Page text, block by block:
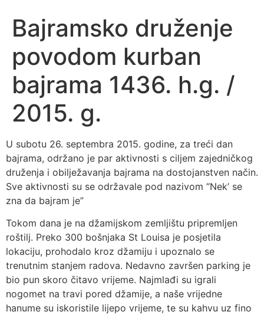
Bajramsko druženje
povodom kurban
bajrama 1436. h.g. /
2015. g.
U subotu 26. septembra 2015. godine, za treći dan
bajrama, održano je par aktivnosti s ciljem zajedničkog
druženja i obilježavanja bajrama na dostojanstven način.
Sve aktivnosti su se održavale pod nazivom “Nek’ se
zna da bajram je”
Tokom dana je na džamijskom zemljištu pripremljen
roštilj. Preko 300 bošnjaka St Louisa je posjetila
lokaciju, prohodalo kroz džamiju i upoznalo se
trenutnim stanjem radova. Nedavno završen parking je
bio pun skoro čitavo vrijeme. Najmlađi su igrali
nogomet na travi pored džamije, a naše vrijedne
hanume su iskoristile lijepo vrijeme, te su kahvu uz fino